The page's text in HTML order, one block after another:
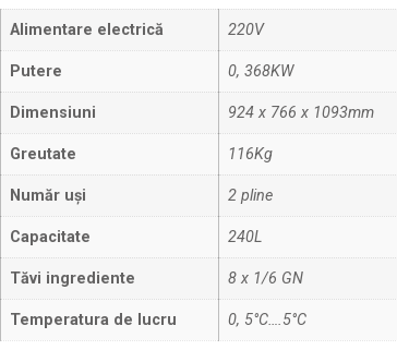
Alimentare electrică 220V
Putere 0, 368KW
Dimensiuni 924 x 766 x 1093mm
Greutate 116Kg
Număr uși 2 pline
Capacitate 240L
Tăvi ingrediente 8 x 1/6 GN
Temperatura de lucru 0, 5°C….5°C